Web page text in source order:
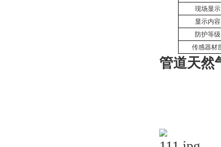
现场显示
显示内容
防护等级
传感器材
管道天然